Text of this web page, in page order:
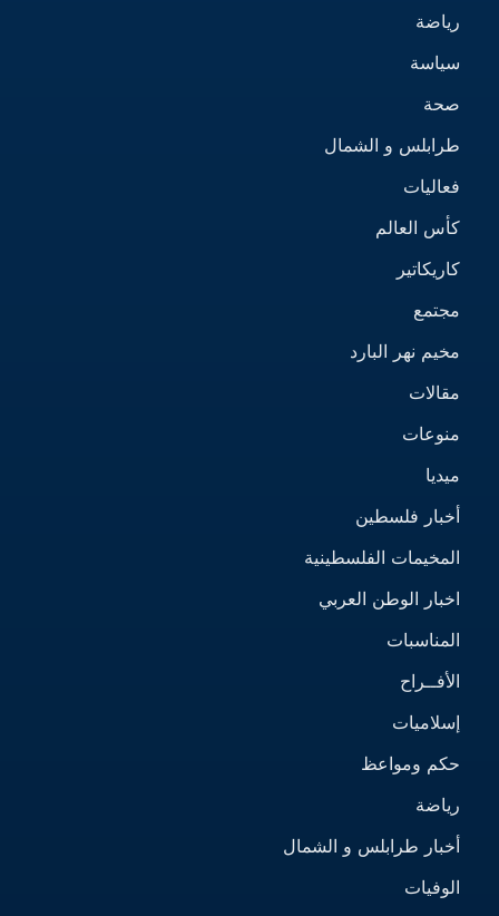
رياضة
سياسة
صحة
طرابلس و الشمال
فعاليات
كأس العالم
كاريكاتير
مجتمع
مخيم نهر البارد
مقالات
منوعات
ميديا
أخبار فلسطين
المخيمات الفلسطينية
اخبار الوطن العربي
المناسبات
الأفــراح
إسلاميات
حكم ومواعظ
رياضة
أخبار طرابلس و الشمال
الوفيات